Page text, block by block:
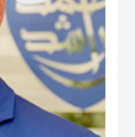
العامة.